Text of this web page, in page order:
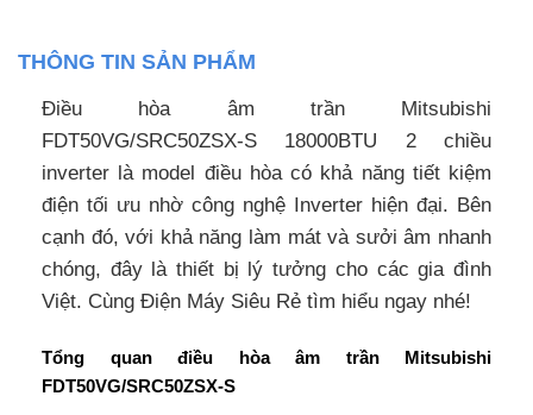
THÔNG TIN SẢN PHẨM
Điều hòa âm trần Mitsubishi
FDT50VG/SRC50ZSX-S 18000BTU 2 chiều
inverter là model điều hòa có khả năng tiết kiệm
điện tối ưu nhờ công nghệ Inverter hiện đại. Bên
cạnh đó, với khả năng làm mát và sưởi âm nhanh
chóng, đây là thiết bị lý tưởng cho các gia đình
Việt. Cùng Điện Máy Siêu Rẻ tìm hiểu ngay nhé!
Tổng quan điều hòa âm trần Mitsubishi
FDT50VG/SRC50ZSX-S